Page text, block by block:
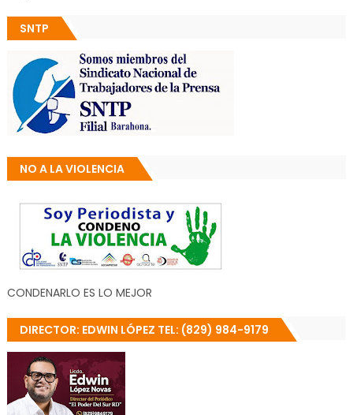
SNTP
NO A LA VIOLENCIA
CONDENARLO ES LO MEJOR
DIRECTOR: EDWIN LÓPEZ TEL: (829) 984-9179